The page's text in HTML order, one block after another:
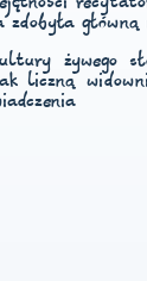
główną
żywego
liczną